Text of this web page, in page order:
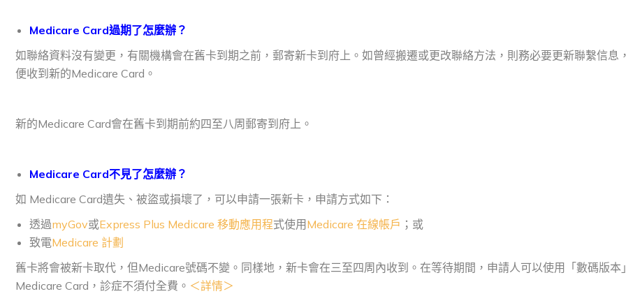
Medicare Card過期了怎麼辦？
如聯絡資料沒有變更，有關機構會在舊卡到期之前，郵寄新卡到府上。如曾經搬遷或更改聯絡方法，則務必要更新聯繫信息
便收到新的Medicare Card。
新的Medicare Card會在舊卡到期前約四至八周郵寄到府上。
Medicare Card不見了怎麼辦？
如 Medicare Card遺失、被盜或損壞了，可以申請一張新卡，申請方式如下：
透過myGov或Express Plus Medicare 移動應用程式使用 Medicare 在線帳戶 ；或
致電Medicare 計劃
舊卡將會被新卡取代，但Medicare號碼不變。同樣地，新卡會在三至四周內收到。在等待期間，申請人可以使用「數碼版本
Medicare Card，診症不須付全費。 ＜詳情＞